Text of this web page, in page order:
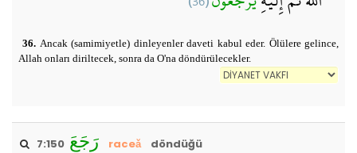
36. Ancak (samimiyetle) dinleyenler daveti kabul eder. Ölülere gelince,
Allah onları diriltecek, sonra da O'na döndürülecekler.
7:150 رَجَعَ raceǎ
döndüğü